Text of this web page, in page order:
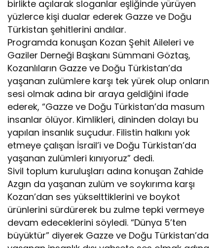
birlikte açılarak sloganlar eşliğinde yürüyen
yüzlerce kişi dualar ederek Gazze ve Doğu
Türkistan şehitlerini andılar.
Programda konuşan Kozan Şehit Aileleri ve
Gaziler Derneği Başkanı Sümmani Göztaş,
Kozanlıların Gazze ve Doğu Türkistan’da
yaşanan zulümlere karşı tek yürek olup onların
sesi olmak adına bir araya geldiğini ifade
ederek, “Gazze ve Doğu Türkistan’da masum
insanlar ölüyor. Kimlikleri, dininden dolayı bu
yapılan insanlık suçudur. Filistin halkını yok
etmeye çalışan İsrail’i ve Doğu Türkistan’da
yaşanan zulümleri kınıyoruz” dedi.
Sivil toplum kuruluşları adına konuşan Zahide
Azgın da yaşanan zulüm ve soykırıma karşı
Kozan’dan ses yükselttiklerini ve boykot
ürünlerini sürdürerek bu zulme tepki vermeye
devam edeceklerini söyledi. “Dünya 5’ten
büyüktür” diyerek Gazze ve Doğu Türkistan’da